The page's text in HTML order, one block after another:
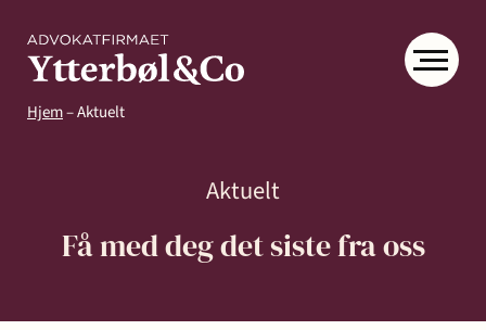
Hjem–Aktuelt
Aktuelt
Få med deg det siste fra oss
Menneskene
Om